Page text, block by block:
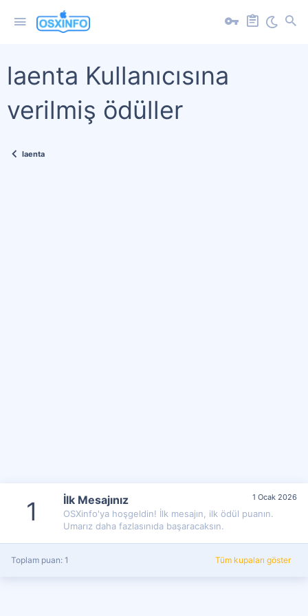
laenta Kullanıcısına
verilmiş ödüller
laenta
1 1 Ocak 2026
İlk Mesajınız
OSXinfo'ya hoşgeldin! İlk mesajın, ilk ödül puanın.
Umarız daha fazlasınıda başaracaksın.
Toplam puan: 1 Tüm kupaları göster